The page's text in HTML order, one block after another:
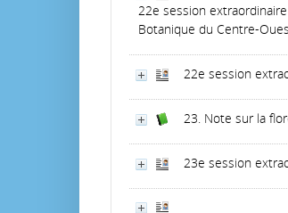
22e session
Botanique du Centre-
22e session
23. Note sur la
23e session